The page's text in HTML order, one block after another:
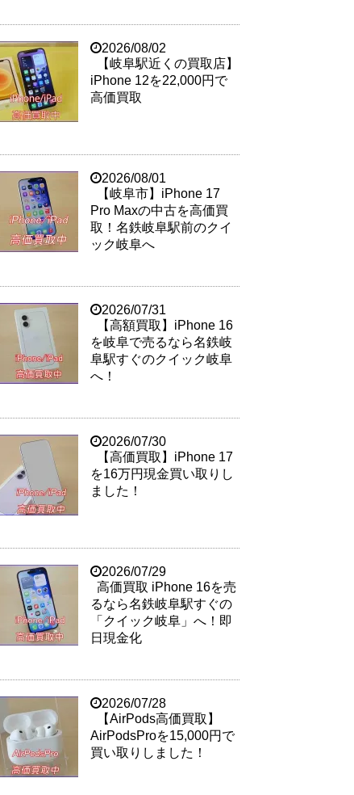
2026/08/02
【岐阜駅近くの買取店】
iPhone 12を22,000円で
高価買取
2026/08/01
【岐阜市】iPhone 17
Pro Maxの中古を高価買
取！名鉄岐阜駅前のクイ
ック岐阜へ
2026/07/31
【高額買取】iPhone 16
を岐阜で売るなら名鉄岐
阜駅すぐのクイック岐阜
へ！
2026/07/30
【高価買取】iPhone 17
を16万円現金買い取りし
ました！
2026/07/29
高価買取 iPhone 16を売
るなら名鉄岐阜駅すぐの
「クイック岐阜」へ！即
日現金化
2026/07/28
【AirPods高価買取】
AirPodsProを15,000円で
買い取りしました！